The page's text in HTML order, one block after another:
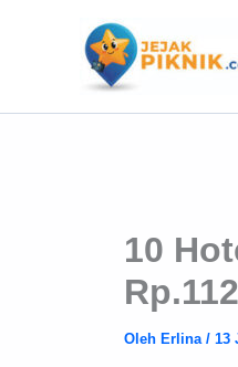
10
Oleh Erlina / 13